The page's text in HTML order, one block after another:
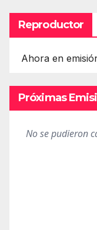
Reproductor
Ahora en
Próximas